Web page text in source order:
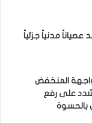
مدنياً جزئياً
المنخفض
على رفع
بالحسوة